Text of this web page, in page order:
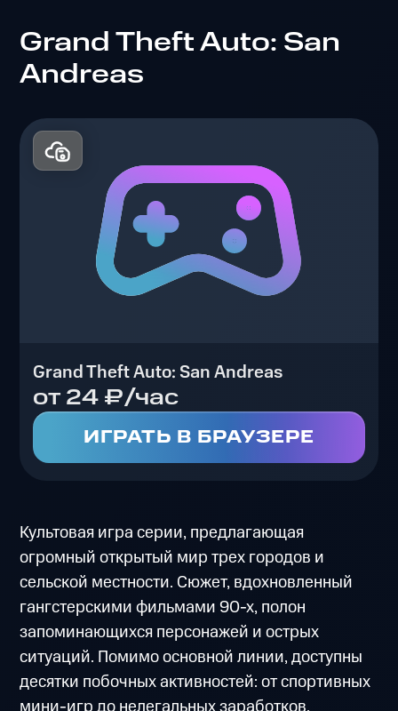
Grand Theft Auto: San
Andreas
Grand Theft Auto: San Andreas
от 24 ₽/час
ИГРАТЬ В БРАУЗЕРЕ
Культовая игра серии, предлагающая
огромный открытый мир трех городов и
сельской местности. Сюжет, вдохновленный
гангстерскими фильмами 90-х, полон
запоминающихся персонажей и острых
ситуаций. Помимо основной линии, доступны
десятки побочных активностей: от спортивных